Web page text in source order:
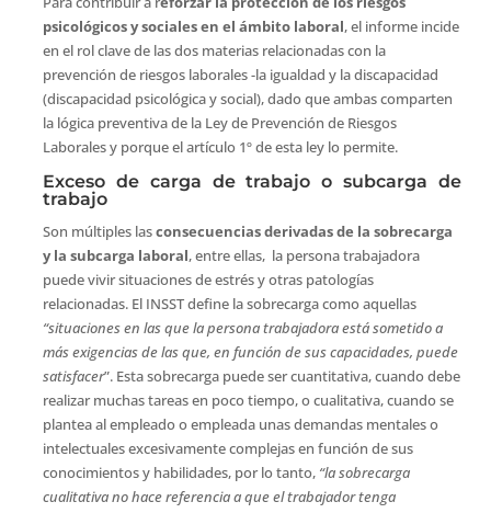
psicológicos y sociales en el ámbito laboral, el informe incide
en el rol clave de las dos materias relacionadas con la
prevención de riesgos laborales -la igualdad y la discapacidad
(discapacidad psicológica y social), dado que ambas comparten
la lógica preventiva de la Ley de Prevención de Riesgos
Laborales y porque el artículo 1º de esta ley lo permite.
Exceso de carga de trabajo o subcarga de
trabajo
Son múltiples lasconsecuencias derivadas de la sobrecarga
y la subcarga laboral, entre ellas, la persona trabajadora
puede vivir situaciones de estrés y otras patologías
relacionadas. El INSST define la sobrecarga como aquellas
“situaciones en las que la persona trabajadora está sometido a
más exigencias de las que, en función de sus capacidades, puede
satisfacer”. Esta sobrecarga puede ser cuantitativa, cuando debe
realizar muchas tareas en poco tiempo, o cualitativa, cuando se
plantea al empleado o empleada unas demandas mentales o
intelectuales excesivamente complejas en función de sus
conocimientos y habilidades, por lo tanto, “la sobrecarga
cualitativa no hace referencia a que el trabajador tenga